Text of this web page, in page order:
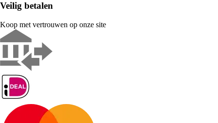
Veilig betalen
Koop met vertrouwen op onze site